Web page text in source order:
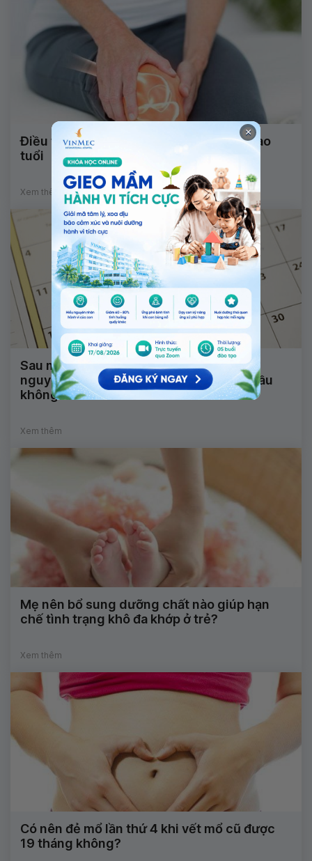
Điều trị đau cơ xương khớp cho người cao
tuổi
Xem thêm
Sau mổ thai ngoài tử cung chưa có kinh
nguyệt liệu quan hệ tình dục có mang bầu
không?
Xem thêm
Mẹ nên bổ sung dưỡng chất nào giúp hạn
chế tình trạng khô đa khớp ở trẻ?
Xem thêm
Có nên đẻ mổ lần thứ 4 khi vết mổ cũ được
19 tháng không?
×